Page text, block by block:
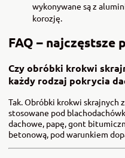
wykonywane są z
korozję.
FAQ – najczęstsze
Czy obróbki krokwi
każdy rodzaj pokrycia
Tak. Obróbki krokwi skrajnych
stosowane pod
dachowe, papę, gont
betonową, pod warunkiem